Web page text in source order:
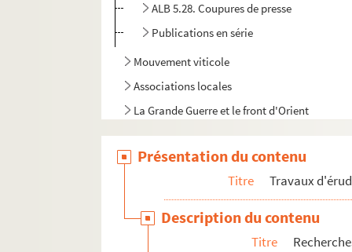
ALB 5.28. Coupures de presse
Publications en série
Mouvement viticole
Associations locales
La Grande Guerre et le front d'Orient
Documents et objets annexes
Présentation du contenu
Titre Travaux
Description du contenu
Titre